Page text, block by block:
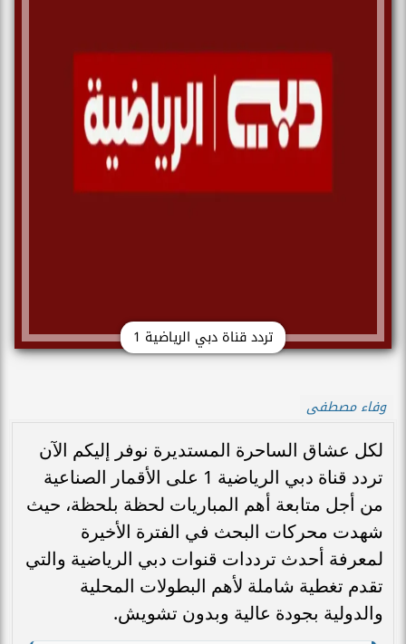
تردد قناة دبي الرياضية 1
وفاء مصطفى
لكل عشاق الساحرة المستديرة نوفر إليكم الآن
تردد قناة دبي الرياضية 1 على الأقمار الصناعية
من أجل متابعة أهم المباريات لحظة بلحظة، حيث
شهدت محركات البحث في الفترة الأخيرة
لمعرفة أحدث ترددات قنوات دبي الرياضية والتي
تقدم تغطية شاملة لأهم البطولات المحلية
والدولية بجودة عالية وبدون تشويش.